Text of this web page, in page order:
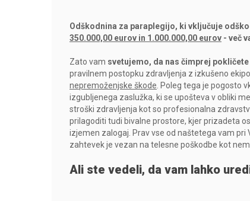
Odškodnina za paraplegijo, ki vključuje
350.000,00 eurov in 1.000.000,00 eurov - več
Zato vam svetujemo, da nas čimprej
pravilnem postopku zdravljenja z izkušeno
nepremoženjske škode . Poleg tega je pogosto
izgubljenega zaslužka, ki se upošteva v obliki
stroški zdravljenja kot so profesionalna
prilagoditi tudi bivalne prostore, kjer prizadeta
izjemen zalogaj. Prav vse od naštetega vam pri
zahtevek je vezan na telesne poškodbe kot
Ali ste vedeli, da vam lahko